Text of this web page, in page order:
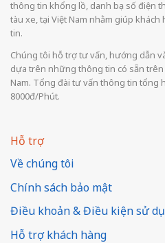
thông tin khổng lồ, danh bạ số điện
tàu xe, tại Việt Nam nhằm giúp
tin.
Chúng tôi hỗ trợ tư vấn, hướng dẫn
dựa trên những thông tin có sẵn
Nam. Tổng đài tư vấn thông tin tổng
8000đ/Phút.
Hỗ trợ
Về chúng tôi
Chính sách bảo mật
Điều khoản & Điều kiện sử
Hỗ trợ khách hàng